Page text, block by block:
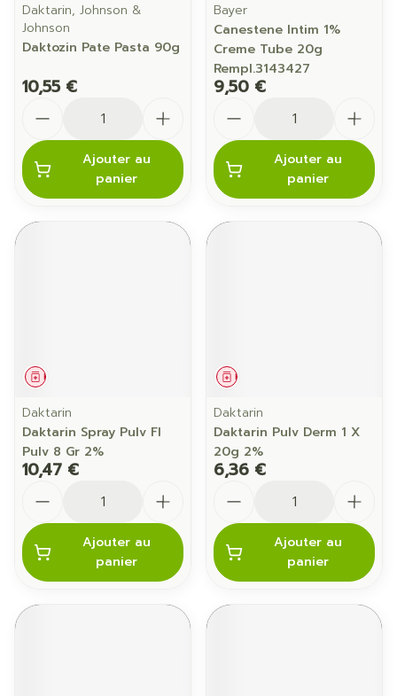
Daktarin, Johnson &
Johnson
Daktozin Pate Pasta 90g
10,55 €
Ajouter au
panier
Bayer
Canestene Intim 1%
Creme Tube 20g
Rempl.3143427
9,50 €
Ajouter au
panier
Médicament
Daktarin
Daktarin Spray Pulv Fl
Pulv 8 Gr 2%
10,47 €
Ajouter au
panier
Médicament
Daktarin
Daktarin Pulv Derm 1 X
20g 2%
6,36 €
Ajouter au
panier